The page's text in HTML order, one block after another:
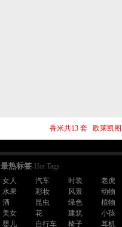
香米共13 套 欧莱凯
最热标签-Hot Tags
女人
汽车 时装
老虎
水果
彩妆 风景
动物
酒
昆虫 绿色
植物
美女
花 建筑
小孩
婴儿
自行车 椅子 耳机